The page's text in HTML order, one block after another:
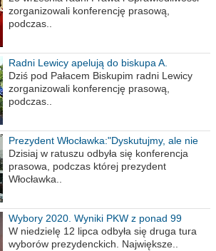
zorganizowali konferencję prasową,
podczas..
Radni Lewicy apelują do biskupa A.
Wiesława Meringa
Dziś pod Pałacem Biskupim radni Lewicy
zorganizowali konferencję prasową,
podczas..
Prezydent Włocławka:"Dyskutujmy, ale nie
obrażajmy się”
Dzisiaj w ratuszu odbyła się konferencja
prasowa, podczas której prezydent
Włocławka..
Wybory 2020. Wyniki PKW z ponad 99
procent obwodów
W niedzielę 12 lipca odbyła się druga tura
wyborów prezydenckich. Największe..